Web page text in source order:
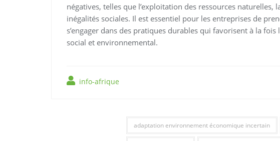
négatives, telles que l’exploitation des ressources
inégalités sociales. Il est essentiel pour les entreprises de
s’engager dans des pratiques durables qui favorisent à la
social et environnemental.
info-afrique
adaptation environnement économique incertain